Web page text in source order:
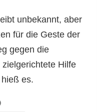
unbekannt, aber
für die Geste der
gegen die
Hilfe
hieß es.